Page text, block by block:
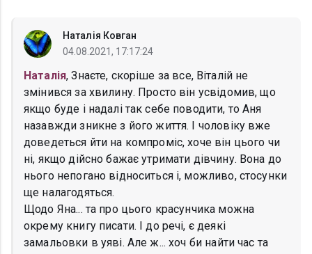
Наталія Ковган
04.08.2021, 17:17:24
Наталія, Знаєте, скоріше за все, Віталій не
змінився за хвилину. Просто він усвідомив, що
якщо буде і надалі так себе поводити, то Аня
назавжди зникне з його життя. І чоловіку вже
доведеться йти на компроміс, хоче він цього чи
ні, якщо дійсно бажає утримати дівчину. Вона до
нього непогано відноситься і, можливо, стосунки
ще налагодяться.
Щодо Яна... та про цього красунчика можна
окрему книгу писати. І до речі, є деякі
замальовки в уяві. Але ж... хоч би найти час та